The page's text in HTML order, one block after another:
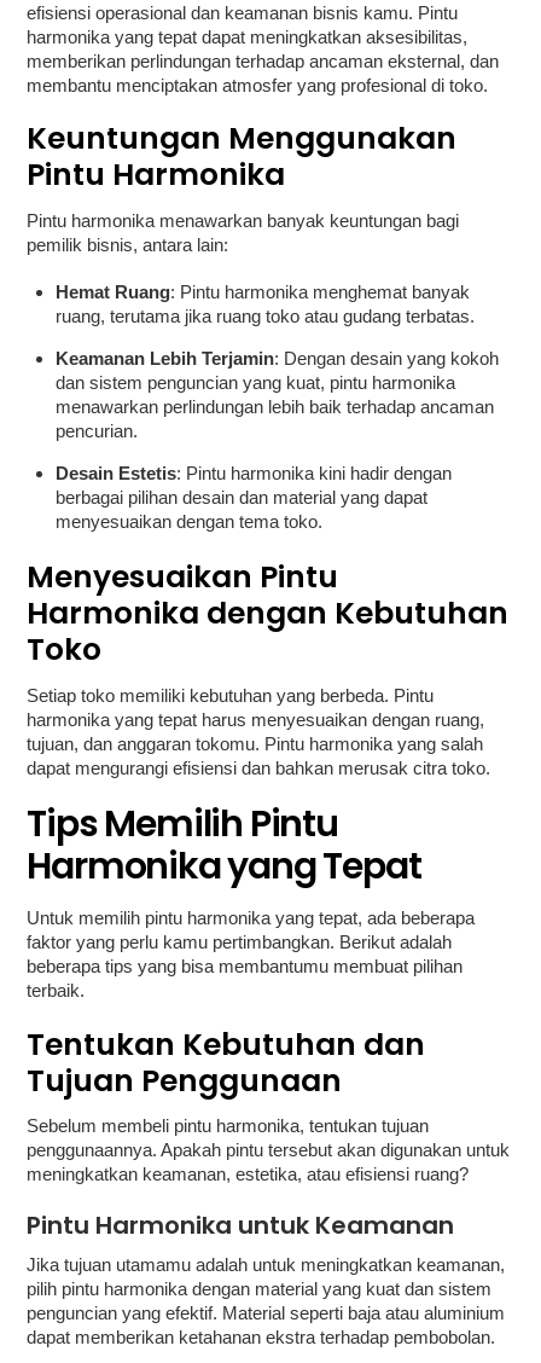
efisiensi operasional dan keamanan bisnis kamu. Pintu
harmonika yang tepat dapat meningkatkan aksesibilitas,
memberikan perlindungan terhadap ancaman eksternal, dan
membantu menciptakan atmosfer yang profesional di toko.
Keuntungan Menggunakan
Pintu Harmonika
Pintu harmonika menawarkan banyak keuntungan bagi
pemilik bisnis, antara lain:
Hemat Ruang: Pintu harmonika menghemat banyak
ruang, terutama jika ruang toko atau gudang terbatas.
Keamanan Lebih Terjamin: Dengan desain yang kokoh
dan sistem penguncian yang kuat, pintu harmonika
menawarkan perlindungan lebih baik terhadap ancaman
pencurian.
Desain Estetis: Pintu harmonika kini hadir dengan
berbagai pilihan desain dan material yang dapat
menyesuaikan dengan tema toko.
Menyesuaikan Pintu
Harmonika dengan Kebutuhan
Toko
Setiap toko memiliki kebutuhan yang berbeda. Pintu
harmonika yang tepat harus menyesuaikan dengan ruang,
tujuan, dan anggaran tokomu. Pintu harmonika yang salah
dapat mengurangi efisiensi dan bahkan merusak citra toko.
Tips Memilih Pintu
Harmonika yang Tepat
Untuk memilih pintu harmonika yang tepat, ada beberapa
faktor yang perlu kamu pertimbangkan. Berikut adalah
beberapa tips yang bisa membantumu membuat pilihan
terbaik.
Tentukan Kebutuhan dan
Tujuan Penggunaan
Sebelum membeli pintu harmonika, tentukan tujuan
penggunaannya. Apakah pintu tersebut akan digunakan untuk
meningkatkan keamanan, estetika, atau efisiensi ruang?
Pintu Harmonika untuk Keamanan
Jika tujuan utamamu adalah untuk meningkatkan keamanan,
pilih pintu harmonika dengan material yang kuat dan sistem
penguncian yang efektif. Material seperti baja atau aluminium
dapat memberikan ketahanan ekstra terhadap pembobolan.